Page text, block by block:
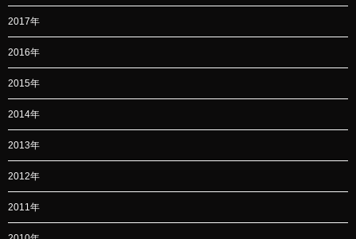
2017年
2016年
2015年
2014年
2013年
2012年
2011年